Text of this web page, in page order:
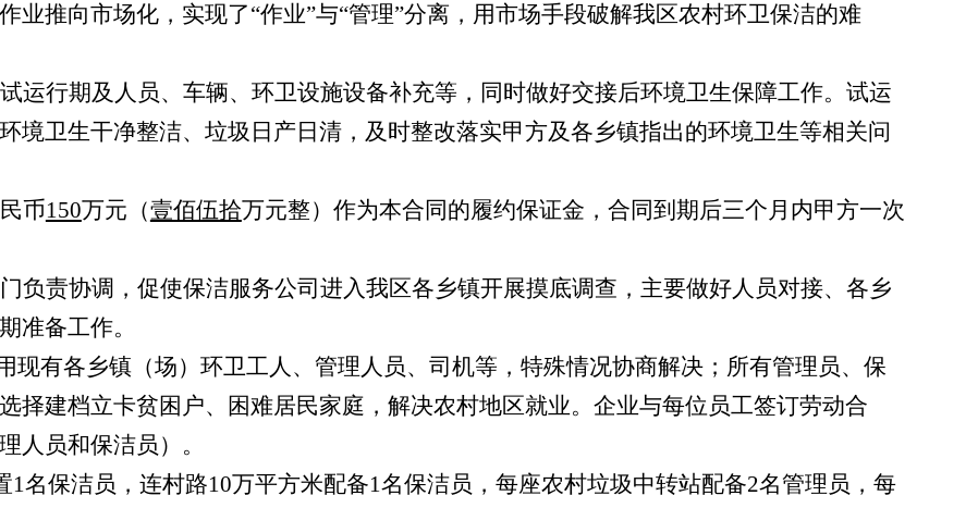
业推向市场化，实现了“作业”与“管理”分离，用市场手段破解我区农村环卫保洁的难
运行期及人员、车辆、环卫设施设备补充等，同时做好交接后环境卫生保障工作。试运
境卫生干净整洁、垃圾日产日清，及时整改落实甲方及各乡镇指出的环境卫生等相关问
币150万元（壹佰伍拾万元整）作为本合同的履约保证金，合同到期后三个月内甲方一次
负责协调，促使保洁服务公司进入我区各乡镇开展摸底调查，主要做好人员对接、各乡
准备工作。
现有各乡镇（场）环卫工人、管理人员、司机等，特殊情况协商解决；所有管理员、保
择建档立卡贫困户、困难居民家庭，解决农村地区就业。企业与每位员工签订劳动合
人员和保洁员）。
1名保洁员，连村路10万平方米配备1名保洁员，每座农村垃圾中转站配备2名管理员，每